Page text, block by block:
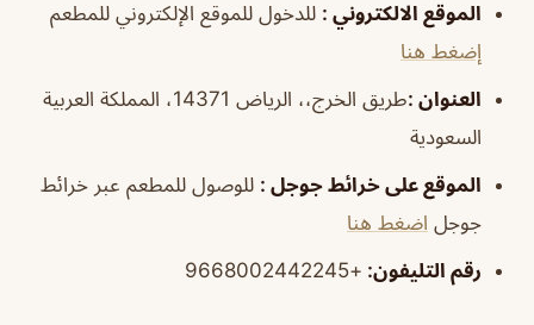
الموقع الالكتروني : للدخول للموقع الإلكتروني للمطعم
إضغط هنا
العنوان :
طريق الخرج،، الرياض 14371، المملكة العربية
السعودية
الموقع على خرائط جوجل : للوصول للمطعم عبر خرائط
جوجل اضغط هنا
رقم التليفون: +9668002442245